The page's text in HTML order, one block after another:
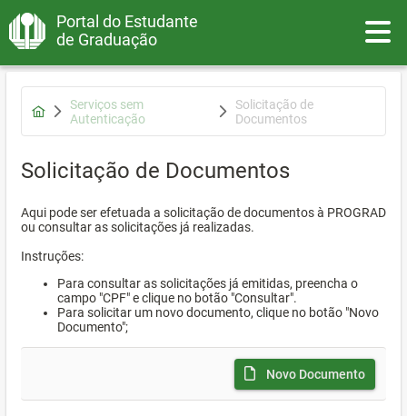
Portal do Estudante
de Graduação
Serviços sem
Autenticação
Solicitação de
Documentos
Solicitação de Documentos
Aqui pode ser efetuada a solicitação de documentos à PROGRAD
ou consultar as solicitações já realizadas.
Instruções:
Para consultar as solicitações já emitidas, preencha o
campo "CPF" e clique no botão "Consultar".
Para solicitar um novo documento, clique no botão "Novo
Documento";
Novo Documento